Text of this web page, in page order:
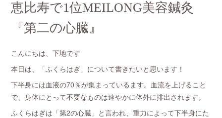
恵比寿で1位MEILONG美容鍼灸
『第二の心臓』
こんにちは、下地です
本日は、「ふくらはぎ」について書きたいと思います！
下半身には血液の70％が集まっているます。血流を上げること
で、身体にとって不要なものは速やかに体外に排出されます。
ふくらはぎは「第2の心臓」と言われ、重力によって下半身にた